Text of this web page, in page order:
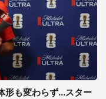
形も変わらず...スター